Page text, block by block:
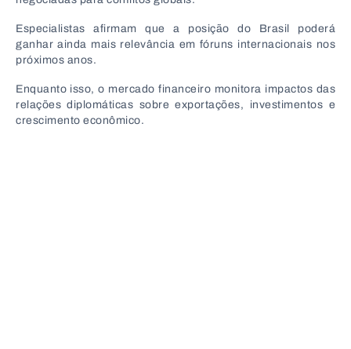
Especialistas afirmam que a posição do Brasil poderá
ganhar ainda mais relevância em fóruns internacionais nos
próximos anos.
Enquanto isso, o mercado financeiro monitora impactos das
relações diplomáticas sobre exportações, investimentos e
crescimento econômico.